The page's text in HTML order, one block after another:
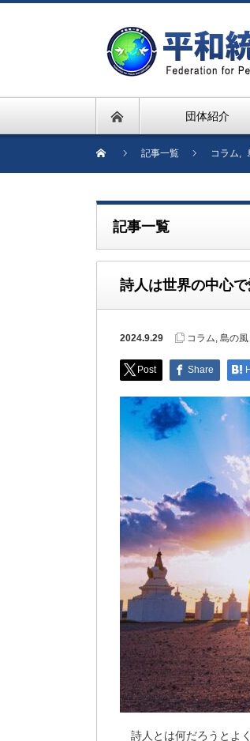
団体紹介
記事一覧 コラム,
記事一覧
詩人は世界の中心
2024.9.29 コラム, 島の
Post Share
詩人とは何だろうとよく